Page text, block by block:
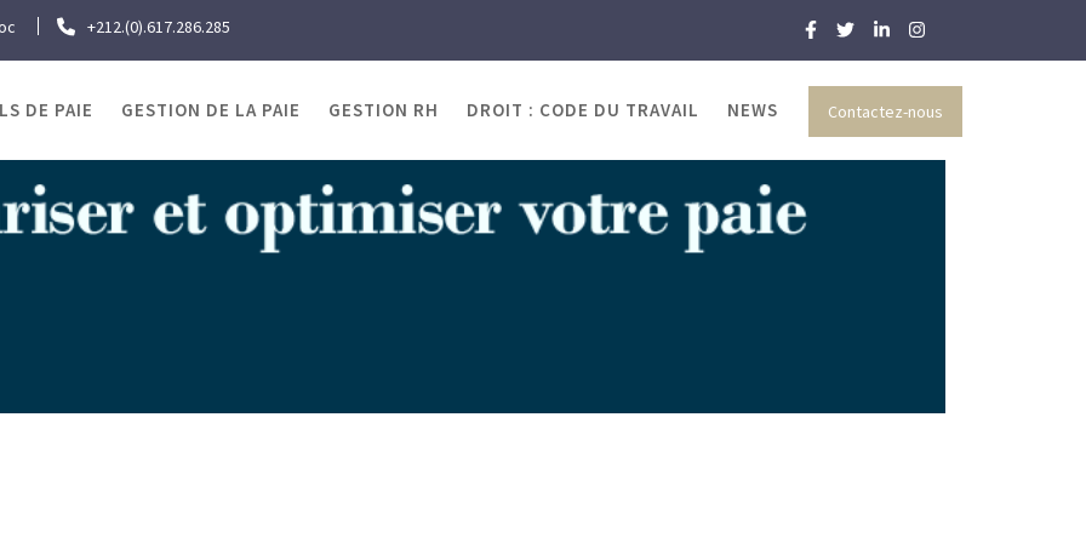
+212.(0).617.286.285
Contactez-nous
DE PAIE GESTION DE LA PAIE GESTION RH DROIT : CODE DU TRAVAIL NEWS